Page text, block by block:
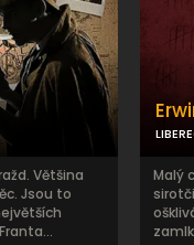
Většina
Jsou to
Malý